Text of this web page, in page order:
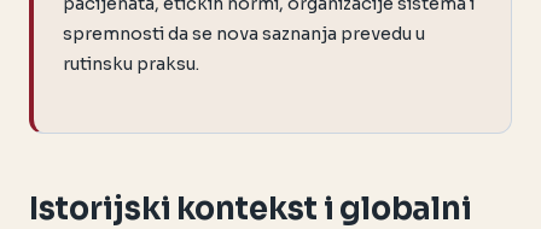
spremnosti da se nova saznanja prevedu u
rutinsku praksu.
Istorijski kontekst i globalni